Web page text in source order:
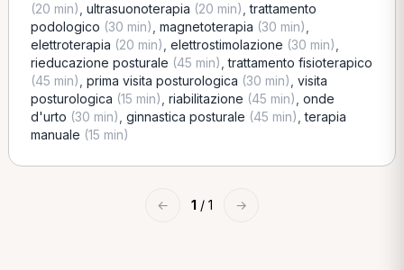
(20 min) ultrasuonoterapia (20 min) ,trattamento
podologico (30 min) magnetoterapia (30 min)
elettroterapia (20 min) elettrostimolazione (30 min)
rieducazione posturale (45 min) ,trattamento fisioterapico
(45 min) prima visita posturologica (30 min) visita
posturologica (15 min) riabilitazione (45 min) onde
d'urto (30 min) ginnastica posturale (45 min) ,terapia
manuale (15 min)
← 1 / 1 →